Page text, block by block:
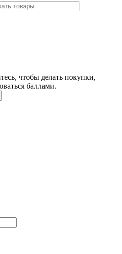
чтобы делать покупки,
баллами.